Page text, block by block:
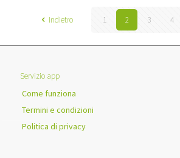
Indietro 1 2 3 4
Servizio app
Come funziona
Termini e condizioni
Politica di privacy